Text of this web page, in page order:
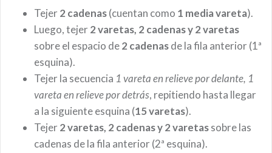
Tejer2 cadenas(cuentan como 1 media vareta).
Luego, tejer2 varetas, 2 cadenas y 2 varetas
sobre el espacio de2 cadenasde la fila anterior (1ª
esquina).
Tejer la secuencia 1 vareta en relieve por delante, 1
vareta en relieve por detrás, repitiendo hasta llegar
a la siguiente esquina (15 varetas).
Tejer2 varetas, 2 cadenas y 2 varetassobre las
cadenas de la fila anterior (2ª esquina).